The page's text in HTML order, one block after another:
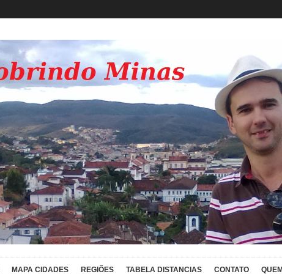
MAPA CIDADES REGIÕES TABELA DISTANCIAS CONTATO